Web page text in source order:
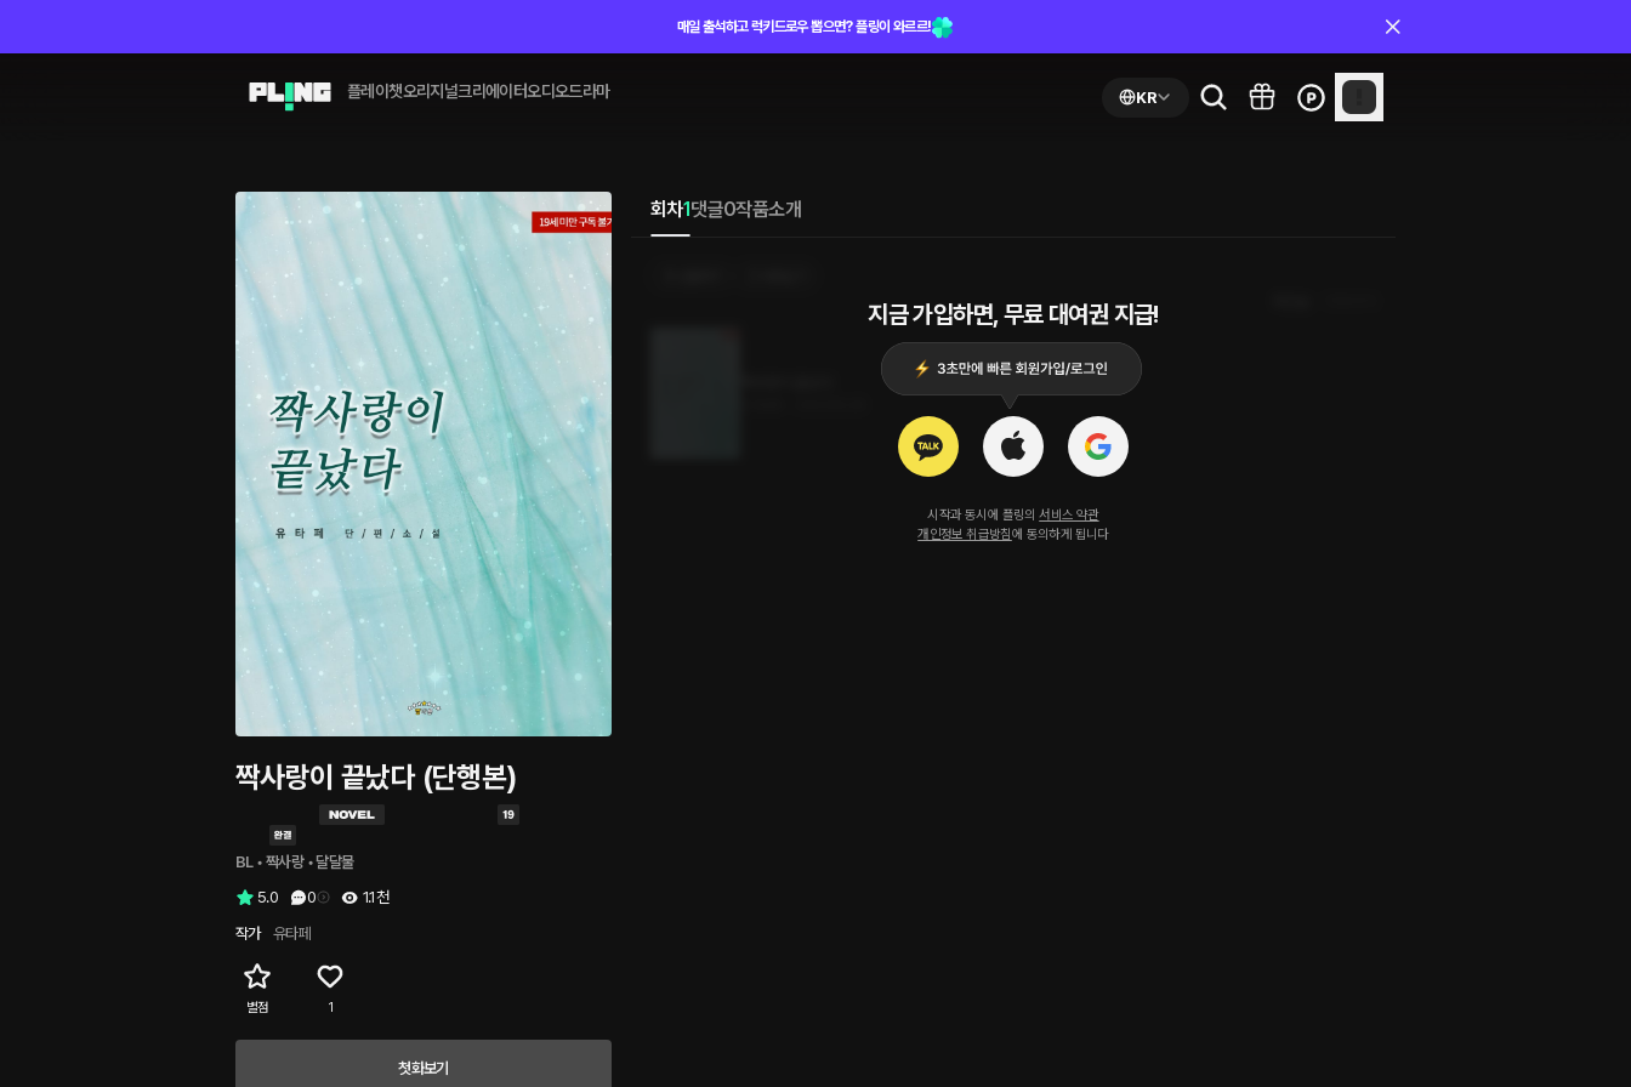
매일 출석하고 럭키드로우 뽑으면? 플링이 와르르!
플레이챗오리지널크리에이터오디오드라마 KR
짝사랑이 끝났다 (단행본)
BL • 짝사랑 • 달달물
5.0
0
1.1천
작가
유타페
별점 1
첫화보기
회차1댓글0작품소개
지금 가입하면, 무료 대여권 지급!
시작과 동시에 플링의 서비스 약관
개인정보 취급방침에 동의하게 됩니다